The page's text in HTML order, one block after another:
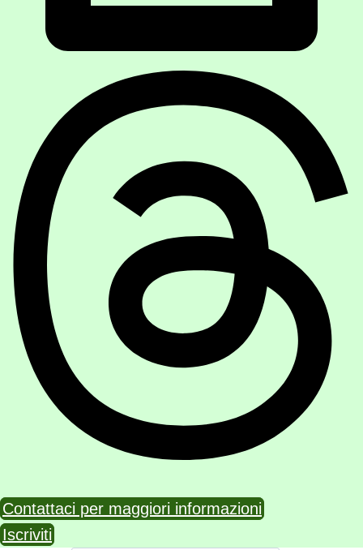
Contattaci per maggiori informazioni
Iscriviti